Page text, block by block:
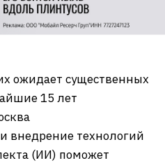
ожидает существенных
15 лет
внедрение технологий
(ИИ) поможет